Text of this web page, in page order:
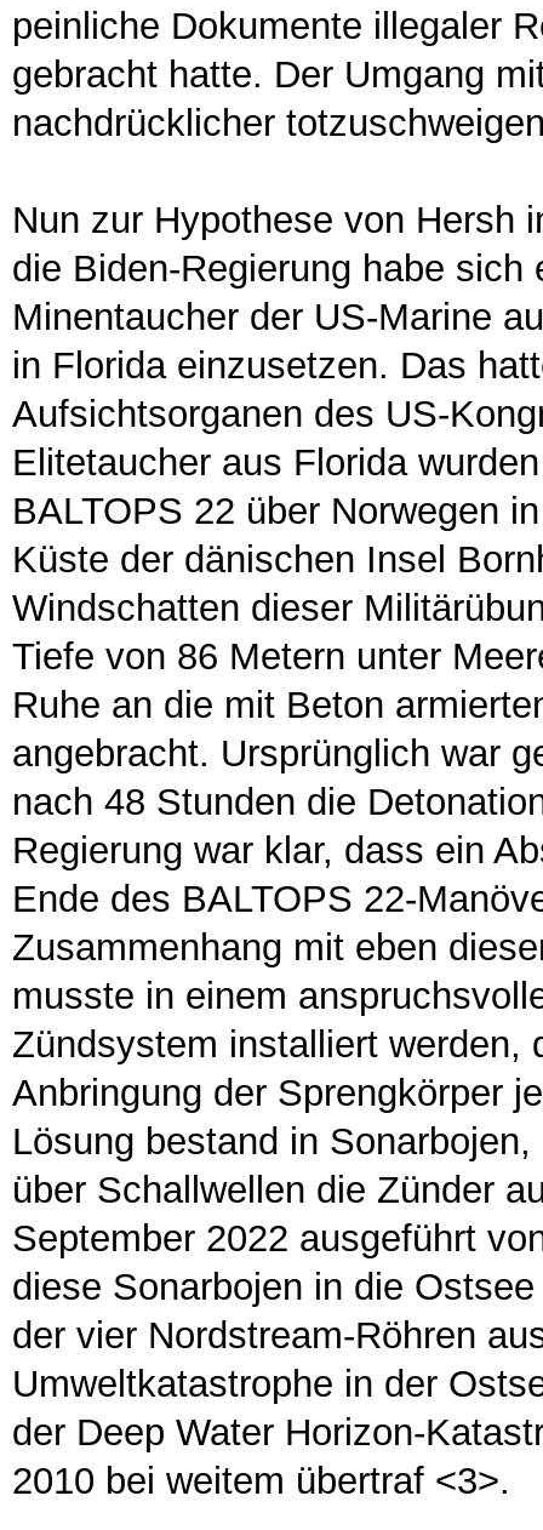
peinliche Dokumente illegaler
gebracht hatte. Der Umgang
nachdrücklicher
Nun zur Hypothese von Hersh
die Biden-Regierung habe
Minentaucher der US-Marine
in Florida einzusetzen. Das
Aufsichtsorganen des US-
Elitetaucher aus Florida
BALTOPS 22 über Norwegen
Küste der dänischen Insel
Windschatten dieser
Tiefe von 86 Metern unter
Ruhe an die mit Beton
angebracht. Ursprünglich war
nach 48 Stunden die
Regierung war klar, dass ein
Ende des BALTOPS 22-
Zusammenhang mit eben
musste in einem
Zündsystem installiert werden,
Anbringung der Sprengkörper
Lösung bestand in
über Schallwellen die Zünder
September 2022 ausgeführt
diese Sonarbojen in die
der vier Nordstream-Röhren
Umweltkatastrophe in der
der Deep Water Horizon-
2010 bei weitem übertraf <3>.